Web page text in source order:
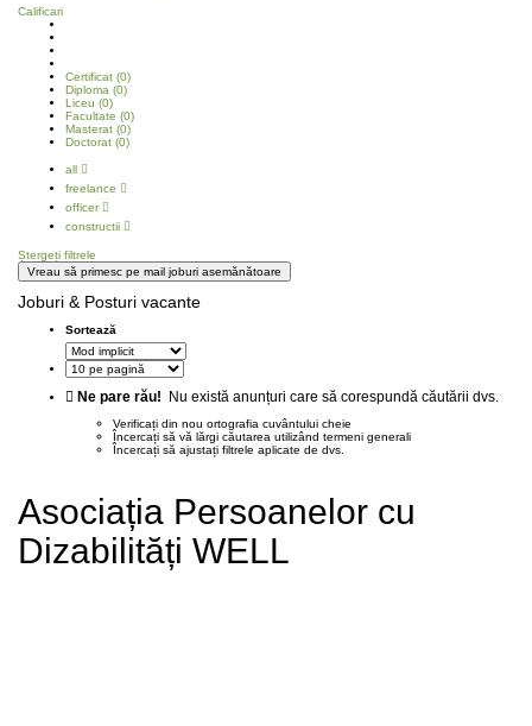
Calificari
Certificat (0)
Diploma (0)
Liceu (0)
Facultate (0)
Masterat (0)
Doctorat (0)
all
freelance
officer
constructii
Ștergeți filtrele
Vreau să primesc pe mail joburi asemănătoare
Joburi & Posturi vacante
Sortează
Ne pare rău! Nu există anunțuri care să corespundă căutării dvs.
Verificați din nou ortografia cuvântului cheie
Încercați să vă lărgi căutarea utilizând termeni generali
Încercați să ajustați filtrele aplicate de dvs.
Asociația Persoanelor cu
Dizabilități WELL